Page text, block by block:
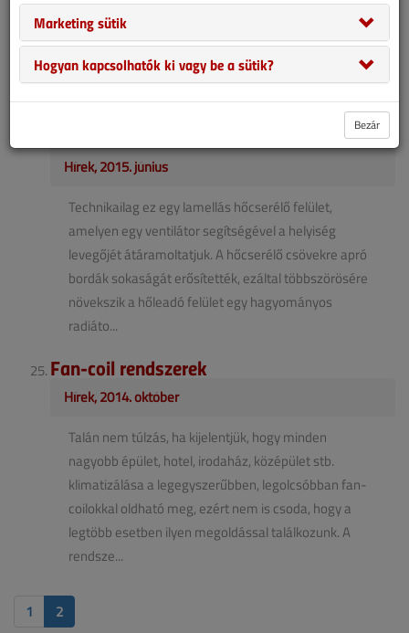
2016. novemberi lapszám
A feltüntetett adatok a gyártók, illetve forgalmazók
által kitöltött adat-lapon alapulnak. Valódiságukért az
Hírek, 2015. június
Technikailag ez egy lamellás hőcserélő felület,
amelyen egy ventilátor segítségével a helyiség
levegőjét átáramoltatjuk. A hőcserélő csövekre apró
bordák sokaságát erősítették, ezáltal többszörösére
növekszik a hőleadó felület egy hagyományos
radiáto...
Fan-coil rendszerek
Hírek, 2014. október
Talán nem túlzás, ha kijelentjük, hogy minden
nagyobb épület, hotel, irodaház, középület stb.
klimatizálása a legegyszerűbben, legolcsóbban fan-
coilokkal oldható meg, ezért nem is csoda, hogy a
legtöbb esetben ilyen megoldással találkozunk. A
rendsze...
1 2
Marketing sütik
Hogyan kapcsolhatók ki vagy be a sütik?
Bezár